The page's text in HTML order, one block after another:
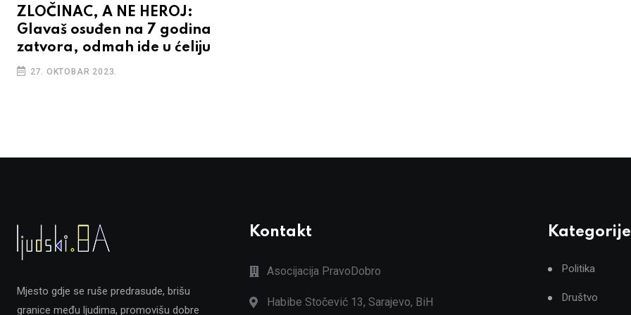
ZLOČINAC, A NE HEROJ:
Glavaš osuđen na 7 godina
zatvora, odmah ide u ćeliju
27. OKTOBAR 2023.
Mjesto gdje se ruše predrasude, brišu
granice među ljudima, promovišu dobre
Kontakt
Asocijacija PravoDobro
Habibe Stočević 13, Sarajevo, BiH
Kategorije
Politika
Društvo